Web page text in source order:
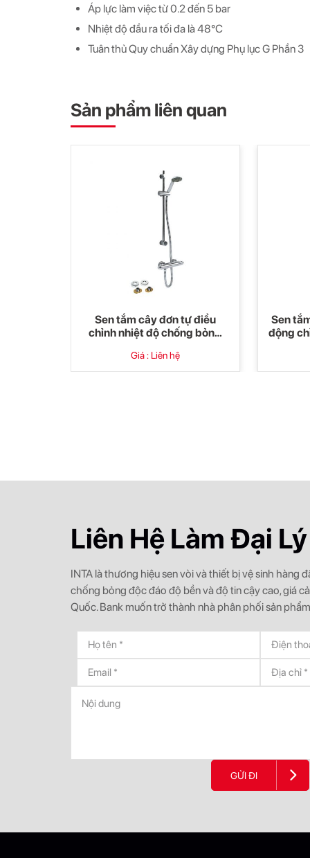
Áp lực làm việc từ 0.2 đến 5 bar
Nhiệt độ đầu ra tối đa là 48°C
Tuân thủ Quy chuẩn Xây dựng Phụ lục G Phần 3
Sản phẩm liên quan
Sen tắm cây đơn tự điều
chỉnh nhiệt độ chống bỏng
Giá : Liên hệ
Sen
động
Liên Hệ Làm Đại Lý
INTA là thương hiệu sen vòi và thiết bị vệ sinh hàng
chống bỏng độc đáo độ bền và độ tin cậy cao, giá
Quốc. Bank muốn trở thành nhà phân phối sản
GỬI ĐI